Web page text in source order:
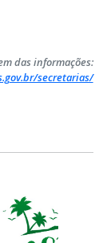
das informações:
secretarias/